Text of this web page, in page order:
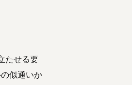
たせる要
似通いか